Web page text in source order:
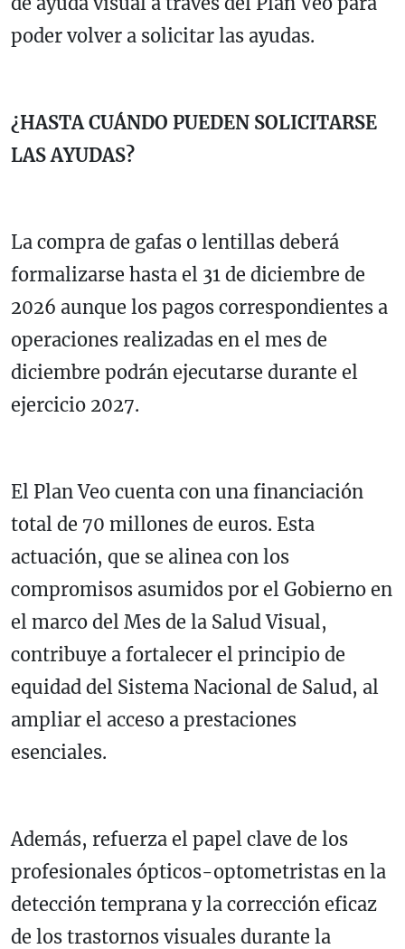
poder volver a solicitar las ayudas.
¿HASTA CUÁNDO PUEDEN SOLICITARSE
LAS AYUDAS?
La compra de gafas o lentillas deberá
formalizarse hasta el 31 de diciembre de
2026 aunque los pagos correspondientes a
operaciones realizadas en el mes de
diciembre podrán ejecutarse durante el
ejercicio 2027.
El Plan Veo cuenta con una financiación
total de 70 millones de euros. Esta
actuación, que se alinea con los
compromisos asumidos por el Gobierno en
el marco del Mes de la Salud Visual,
contribuye a fortalecer el principio de
equidad del Sistema Nacional de Salud, al
ampliar el acceso a prestaciones
esenciales.
Además, refuerza el papel clave de los
profesionales ópticos-optometristas en la
detección temprana y la corrección eficaz
de los trastornos visuales durante la